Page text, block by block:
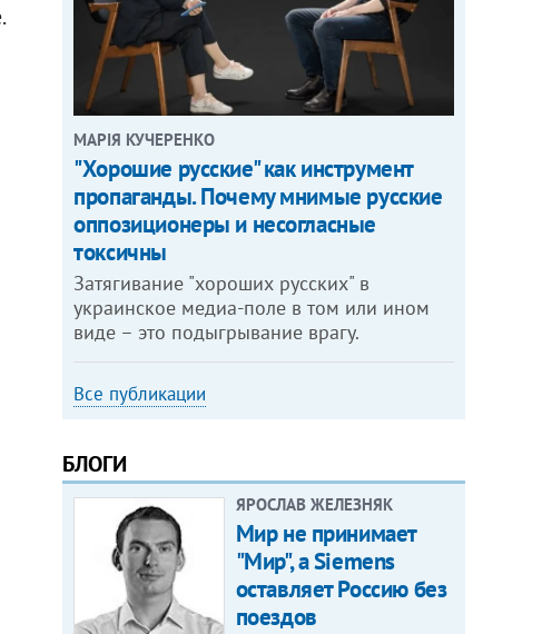
МАРІЯ КУЧЕРЕНКО
"Хорошие русские" как инструмент
пропаганды. Почему мнимые русские
оппозиционеры и несогласные
токсичны
Затягивание "хороших русских" в
украинское медиа-поле в том или ином
виде – это подыгрывание врагу.
Все публикации
БЛОГИ
ЯРОСЛАВ ЖЕЛЕЗНЯК
Мир не принимает
"Мир", а Siemens
оставляет Россию без
поездов